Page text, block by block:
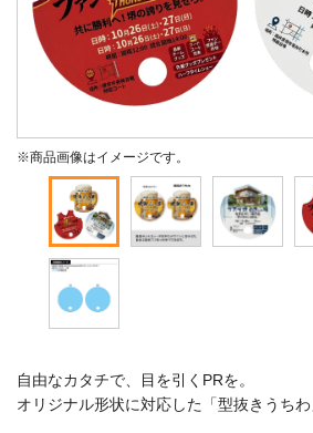
※商品画像はイメージです。
自由なカタチで、目を引くPRを。
オリジナル形状に対応した「型抜きうちわ